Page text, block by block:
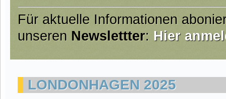
Für aktuelle Informationen
unseren Newslettter: Hier
LONDONHAGEN 2025